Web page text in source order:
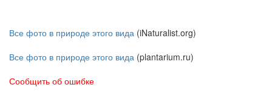
Все фото в природе этого вида (iNaturalist.org)
Все фото в природе этого вида (plantarium.ru)
Сообщить об ошибке